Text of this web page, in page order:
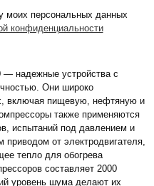
моих персональных данных
конфиденциальности
надежные устройства с
Они широко
включая пищевую, нефтяную и
также применяются
испытаний под давлением и
от электродвигателя,
тепло для обогрева
составляет 2000
уровень шума делают их